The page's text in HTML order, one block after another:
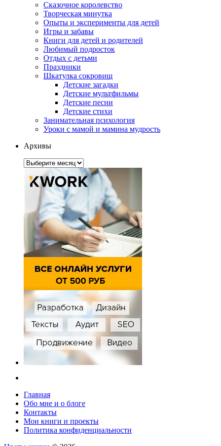
Сказочное королевство
Творческая минутка
Опыты и эксперименты для детей
Игры и забавы
Книги для детей и родителей
Любимый подросток
Отдых с детьми
Праздники
Шкатулка сокровищ
Детские загадки
Детские мультфильмы
Детские песни
Детские стихи
Занимательная психология
Уроки с мамой и мамина мудрость
Архивы
Архивы
Главная
Обо мне и о блоге
Контакты
Мои книги и проекты
Политика конфиденциальности